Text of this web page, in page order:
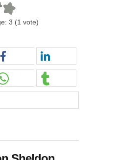
3 (1 vote)